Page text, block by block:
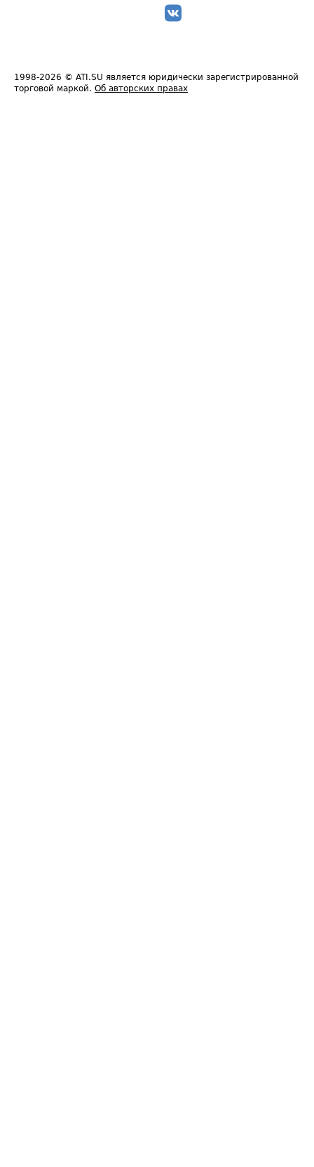
1998-2026 © ATI.SU является юридически зарегистрированной
торговой маркой. Об авторских правах